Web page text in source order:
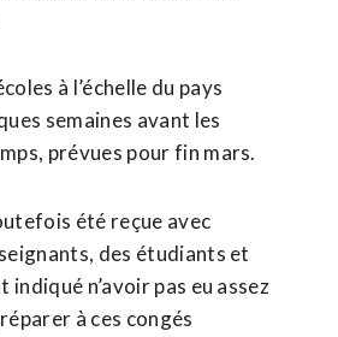
à l’échelle du pays
semaines avant les
prévues pour fin mars.
été reçue avec
des étudiants et
indiqué n’avoir pas eu assez
à ces congés